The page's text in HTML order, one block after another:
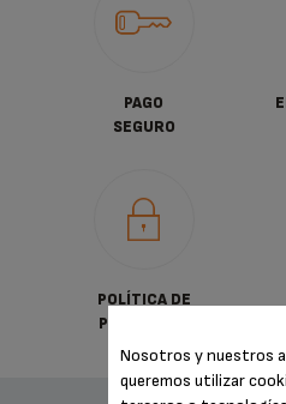
PAGO
SEGURO
POLÍTICA DE
PRIVACIDAD
Nosotros y nuestros
queremos utilizar